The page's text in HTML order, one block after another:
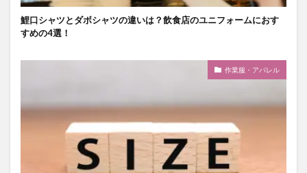
鯉口シャツとダボシャツの違いは？飲食店のユニフォームにおす
すめの4選！
作業服・アパレル